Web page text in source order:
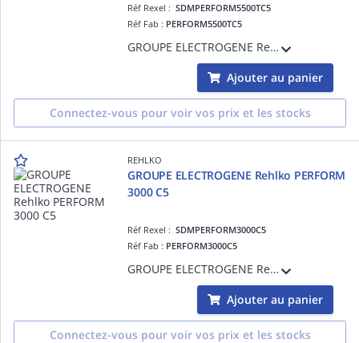
Réf Rexel :SDMPERFORM5500TC5
Réf Fab : PERFORM5500TC5
GROUPE ELECTROGENE Rehlko PERFORM 5500 T C5
Ajouter au panier
Connectez-vous pour voir vos prix et les stocks
REHLKO
GROUPE ELECTROGENE Rehlko PERFORM
3000 C5
Réf Rexel :SDMPERFORM3000C5
Réf Fab : PERFORM3000C5
GROUPE ELECTROGENE Rehlko PERFORM 3000 C5
Ajouter au panier
Connectez-vous pour voir vos prix et les stocks